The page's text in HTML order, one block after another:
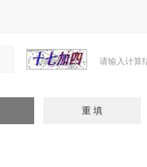
请输入计算